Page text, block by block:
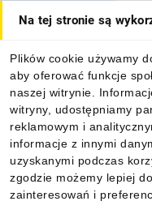
Na tej stronie są
Plików cookie używamy
aby oferować funkcje
naszej witrynie.
witryny, udostępniamy
reklamowym i
informacje z innymi
uzyskanymi podczas
zgodzie możemy lepiej
zainteresowań i
Informacje
Pobierz